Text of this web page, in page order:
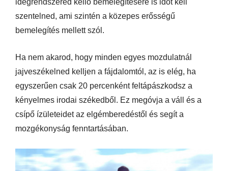
idegrendszered kellő bemelegítésére is időt kell
szentelned, ami szintén a közepes erősségű
bemelegítés mellett szól.
Ha nem akarod, hogy minden egyes mozdulatnál
jajveszékelned kelljen a fájdalomtól, az is elég, ha
egyszerűen csak 20 percenként feltápászkodsz a
kényelmes irodai székedből. Ez megóvja a váll és a
csípő ízületeidet az elgémberedéstől és segít a
mozgékonyság fenntartásában.